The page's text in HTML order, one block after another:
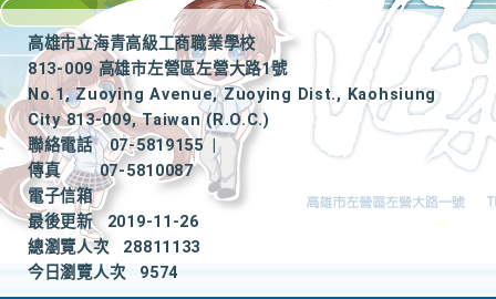
高雄市立海青高級工商職業學校
813-009 高雄市左營區左營大路1號
No.1, Zuoying Avenue, Zuoying Dist., Kaohsiung
City 813-009, Taiwan (R.O.C.)
聯絡電話
07-5819155
|
傳真
07-5810087
電子信箱
最後更新
2019-11-26
總瀏覽人次
28811133
今日瀏覽人次
9574